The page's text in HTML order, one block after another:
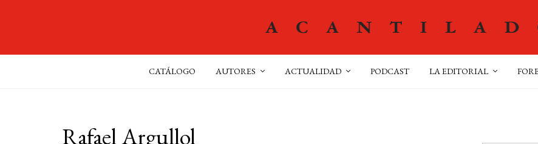
CATÁLOGO AUTORES ACTUALIDAD PODCAST LA EDITORIAL
Rafael Argullol